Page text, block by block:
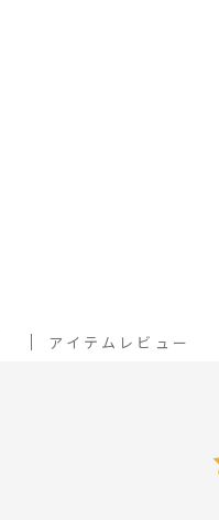
アイテムレビュー